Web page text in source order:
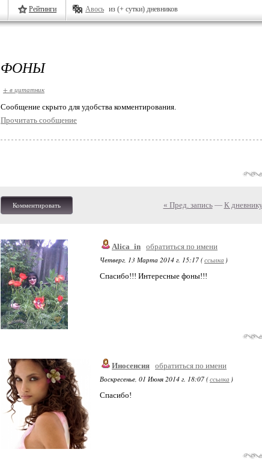
Рейтинги Авось из (+ сутки) дневников
ФОНЫ
+ в цитатник
Cообщение скрыто для удобства комментирования.
Прочитать сообщение
Комментировать « Пред. запись— К дневнику
Alica_in обратиться по имени
Четверг, 13 Марта 2014 г. 15:17 (ссылка )
Спасибо!!! Интересные фоны!!!
Иносенсия обратиться по имени
Воскресенье, 01 Июня 2014 г. 18:07 (ссылка )
Спасибо!